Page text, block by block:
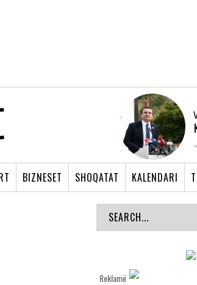
BIZNESET SHOQATAT KALENDARI
Reklamë